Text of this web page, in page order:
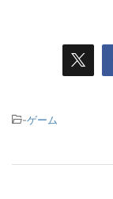
-ゲーム